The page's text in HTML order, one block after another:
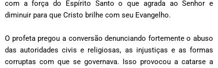
com a força do Espírito Santo o que agrada ao Senhor e
diminuir para que Cristo brilhe com seu Evangelho.
O profeta pregou a conversão denunciando fortemente o abuso
das autoridades civis e religiosas, as injustiças e as formas
corruptas com que se governava. Isso provocou a catarse a